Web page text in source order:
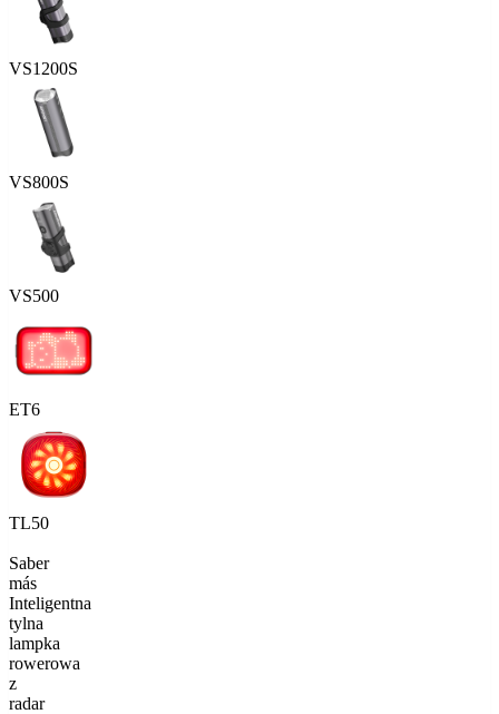
VS1200S
VS800S
VS500
ET6
TL50
Saber
más
Inteligentna
tylna
lampka
rowerowa
z
radar